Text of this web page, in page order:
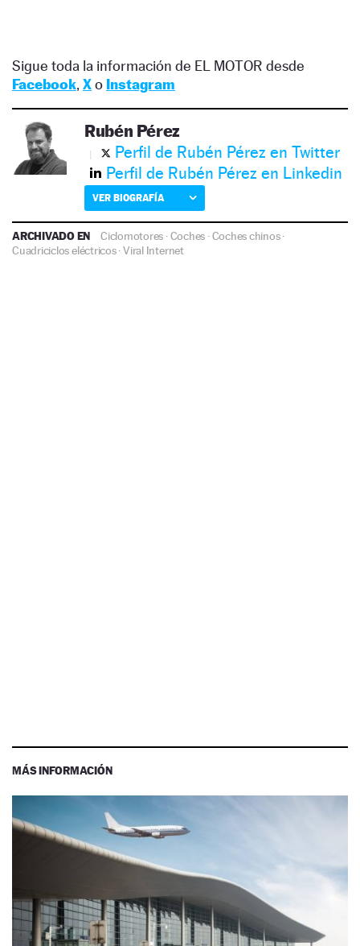
Sigue toda la información de EL MOTOR desde
Facebook, Xo Instagram
Rubén Pérez
Perfil de Rubén Pérez en Twitter
Perfil de Rubén Pérez en Linkedin
VER BIOGRAFÍA
ARCHIVADO EN Ciclomotores ·Coches ·Coches chinos·
Cuadriciclos eléctricos·Viral Internet
MÁS INFORMACIÓN